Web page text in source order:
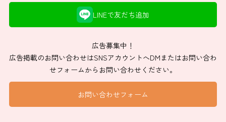
LINEで友だち追加
広告募集中！
広告掲載のお問い合わせはSNSアカウントへDMまたはお問い合わ
せフォームからお問い合わせください。
お問い合わせフォーム